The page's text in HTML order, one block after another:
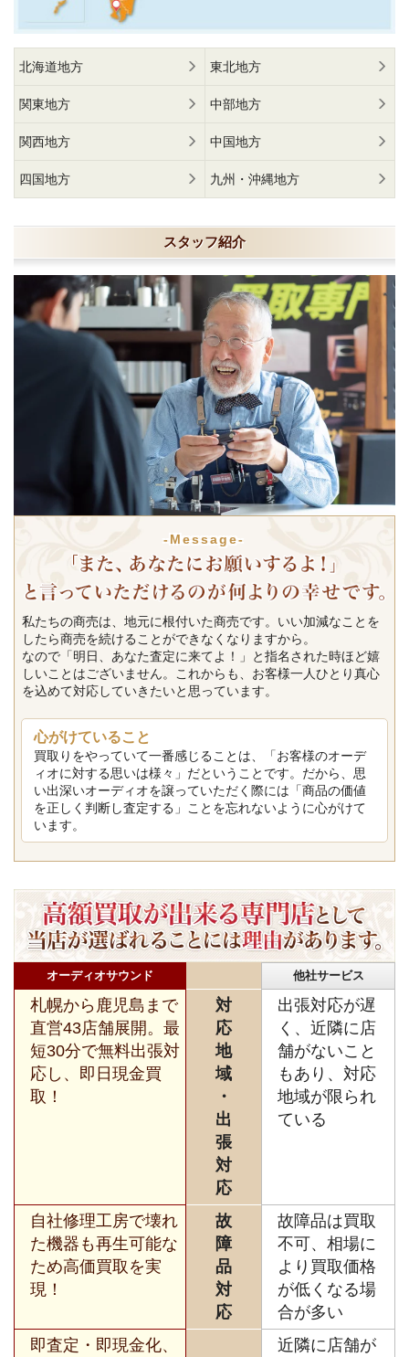
北海道地方 東北地方
関東地方 中部地方
関西地方 中国地方
四国地方 九州・沖縄地方
スタッフ紹介
-Message-
私たちの商売は、地元に根付いた商売です。いい加減なことを
したら商売を続けることができなくなりますから。
なので「明日、あなた査定に来てよ！」と指名された時ほど嬉
しいことはございません。これからも、お客様一人ひとり真心
を込めて対応していきたいと思っています。
心がけていること
買取りをやっていて一番感じることは、「お客様のオーデ
ィオに対する思いは様々」だということです。だから、思
い出深いオーディオを譲っていただく際には「商品の価値
を正しく判断し査定する」ことを忘れないように心がけて
います。
オーディオサウンド 他社サービス
札幌から鹿児島まで
直営43店舗展開。最
短30分で無料出張対
応し、即日現金買
取！
対
応
地
域
・
出
張
対
応
出張対応が遅
く、近隣に店
舗がないこと
もあり、対応
地域が限られ
ている
自社修理工房で壊れ
た機器も再生可能な
ため高価買取を実
現！
故
障
品
対
応
故障品は買取
不可、相場に
より買取価格
が低くなる場
合が多い
即査定・即現金化、
近隣に店舗が